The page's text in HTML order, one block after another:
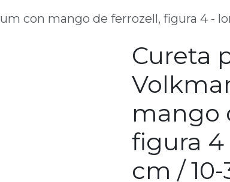
con mango de ferrozell, figura 4 -
Cureta
mango
figura 4
cm / 10-